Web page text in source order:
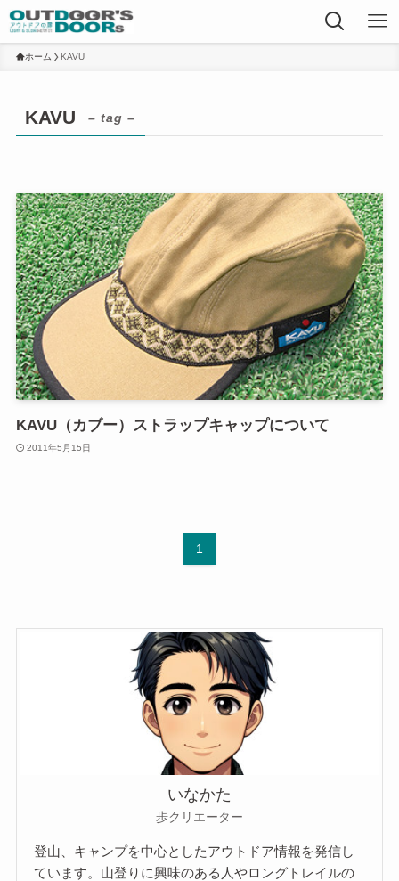
ホーム KAVU
KAVU – tag –
KAVU（カブー）ストラップキャップについて
2011年5月15日
1
いなかた
歩クリエーター
登山、キャンプを中心としたアウトドア情報を発信し
ています。山登りに興味のある人やロングトレイルの